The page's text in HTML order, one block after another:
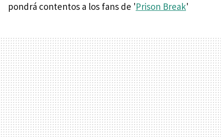
pondrá contentos a los fans de 'Prison Break'